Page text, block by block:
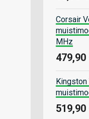
Corsair
MHz
479,90
Kingston
519,90